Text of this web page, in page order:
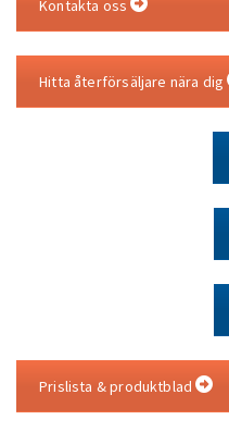
Kontakta oss
Hitta återförsäljare nära dig
Prislista & produktblad